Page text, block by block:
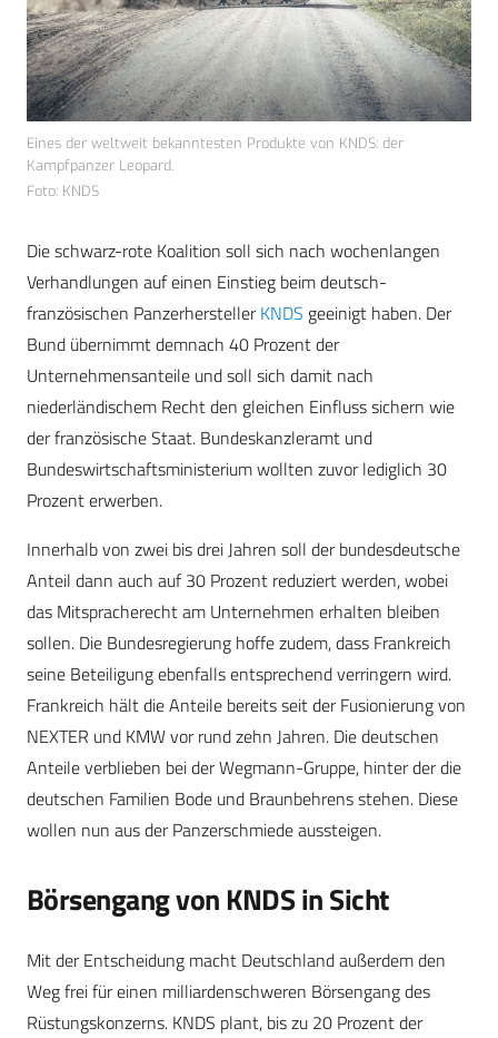
Eines der weltweit bekanntesten Produkte von KNDS: der
Kampfpanzer Leopard.
Foto: KNDS
Die schwarz-rote Koalition soll sich nach wochenlangen
Verhandlungen auf einen Einstieg beim deutsch-
französischen PanzerherstellerKNDS geeinigt haben. Der
Bund übernimmt demnach 40 Prozent der
Unternehmensanteile und soll sich damit nach
niederländischem Recht den gleichen Einfluss sichern wie
der französische Staat. Bundeskanzleramt und
Bundeswirtschaftsministerium wollten zuvor lediglich 30
Prozent erwerben.
Innerhalb von zwei bis drei Jahren soll der bundesdeutsche
Anteil dann auch auf 30 Prozent reduziert werden, wobei
das Mitspracherecht am Unternehmen erhalten bleiben
sollen. Die Bundesregierung hoffe zudem, dass Frankreich
seine Beteiligung ebenfalls entsprechend verringern wird.
Frankreich hält die Anteile bereits seit der Fusionierung von
NEXTER und KMW vor rund zehn Jahren. Die deutschen
Anteile verblieben bei derWegmann-Gruppe, hinter der die
deutschen Familien Bode und Braunbehrens stehen. Diese
wollen nun aus der Panzerschmiede aussteigen.
Börsengang von KNDS in Sicht
Mit der Entscheidung macht Deutschland außerdem den
Weg frei für einen milliardenschweren Börsengang des
Rüstungskonzerns. KNDS plant, bis zu 20 Prozent der